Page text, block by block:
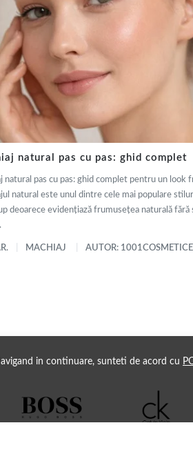
in continuare, sunteti de acord cu
natural pas cu pas: ghid complet
natural pas cu pas: ghid complet pentru un look
natural este unul dintre cele mai populare
deoarece evidențiază frumusețea naturală fără
MACHIAJ AUTOR: 1001COSMETICE